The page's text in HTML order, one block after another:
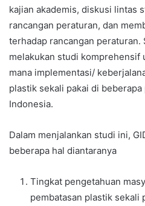
kajian akademis, diskusi lintas
rancangan peraturan, dan
terhadap rancangan peraturan.
melakukan studi komprehensif
mana implementasi/
plastik sekali pakai di
Indonesia.
Dalam menjalankan studi ini,
beberapa hal diantaranya
Tingkat pengetahuan
pembatasan plastik sekali